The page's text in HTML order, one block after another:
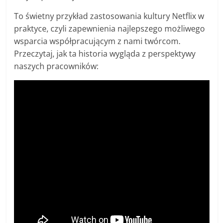
To świetny przykład zastosowania kultury Netflix w
praktyce, czyli zapewnienia najlepszego możliwego
wsparcia współpracującym z nami twórcom.
Przeczytaj, jak ta historia wygląda z perspektywy
naszych pracowników: